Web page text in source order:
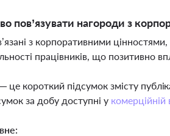
пов’язувати нагороди з
з корпоративними
працівників, що позитивно
це короткий підсумок змісту
за добу доступні у